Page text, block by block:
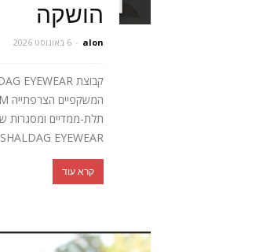
הושקה
alon
- 6 באוגוסט 2026
SHALDAG EYEWEAR, היבואנית...
קרא עוד